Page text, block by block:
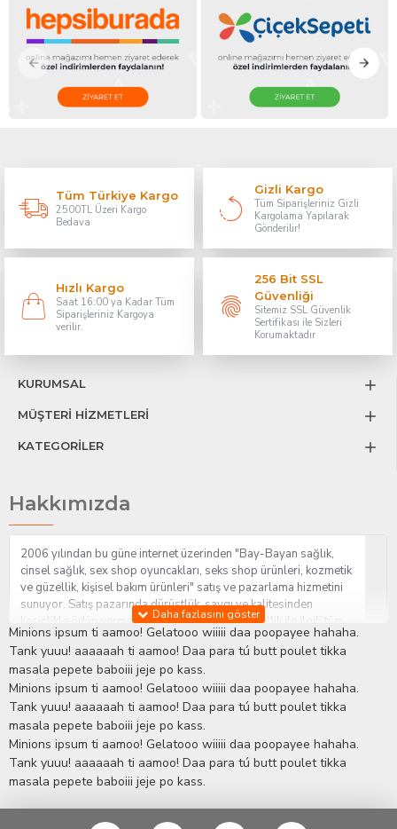
Tüm Türkiye Kargo
2500TL Üzeri Kargo
Bedava
Gizli Kargo
Tüm Siparişleriniz Gizli
Kargolama Yapılarak
Gönderilir!
Hızlı Kargo
Saat 16:00 ya Kadar Tüm
Siparişleriniz Kargoya
verilir.
256 Bit SSL
Güvenliği
Sitemiz SSL Güvenlik
Sertifikası ile Sizleri
Korumaktadır
KURUMSAL
MÜŞTERİ HİZMETLERİ
KATEGORİLER
Hakkımızda
2006 yılından bu güne internet üzerinden "Bay-Bayan sağlık,
cinsel sağlık, sex shop oyuncakları, seks shop ürünleri, kozmetik
ve güzellik, kişisel bakım ürünleri" satış ve pazarlama hizmetini
sunuyor. Satış pazarında dürüstlük, saygı ve kalitesinden
kesinlikle ödün vermeden hizmet sağlık ve güzellik ile ilgili tüm
sorularınıza anında cevap verebilen Yetkin ve uzman kadrosu ile
ihtiyaçlarınızı en uygun fiyat ve taksit seçenekleriyle karşılıyor.
İstanbul beylikdüzü Erotik Shop sitemizde insan odaklı çalışma
stratejimiz ile müşterilerimizin yaşamlarında mutlu, sağlıklı ve
bakımlı olmaları için onlara sağlık ve güzellik danışmanlığı
sağlıyoruz.Sex ShopAlışveriş sitemiz Erotik Shop sektöründeki
gelişmeleri ve yenilikleri çok yakından takip etmesi, yaklaşık
5000'e yakın geniş ürün yelpazesi ile Türkiye'de bu sektörde
kendi alanımızda en geniş ürün gurubuna sahip ender
mağazalardan biri olması, müşteri memnuniyetini her zaman ön
planda tutan yaklaşımcı ve yenilikçi servislerin geliştirilmesi
konusundaki becerileri ile kendisine Cinsel Ürün hayatında lider
Minions ipsum ti aamoo! Gelatooo wiiiii daa poopayee hahaha.
Tank yuuu! aaaaaah ti aamoo! Daa para tú butt poulet tikka
masala pepete baboiii jeje po kass.
Minions ipsum ti aamoo! Gelatooo wiiiii daa poopayee hahaha.
Tank yuuu! aaaaaah ti aamoo! Daa para tú butt poulet tikka
masala pepete baboiii jeje po kass.
Minions ipsum ti aamoo! Gelatooo wiiiii daa poopayee hahaha.
Tank yuuu! aaaaaah ti aamoo! Daa para tú butt poulet tikka
masala pepete baboiii jeje po kass.